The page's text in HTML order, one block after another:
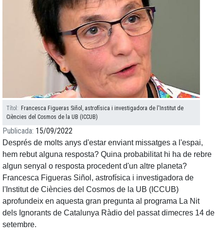
Títol
Francesca Figueras Siñol, astrofísica i investigadora de l'Institut de
Ciències del Cosmos de la UB (ICCUB)
Publicada 15/09/2022
Després de molts anys d'estar enviant missatges a l'espai,
hem rebut alguna resposta? Quina probabilitat hi ha de rebre
algun senyal o resposta procedent d'un altre planeta?
Francesca Figueras Siñol, astrofísica i investigadora de
l'Institut de Ciències del Cosmos de la UB (ICCUB)
aprofundeix en aquesta gran pregunta al programa La Nit
dels Ignorants de Catalunya Ràdio del passat dimecres 14 de
setembre.